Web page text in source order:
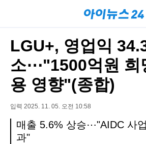
LGU+, 영업익
소⋯"1500억원 희
용 영향"(종합)
입력 2025. 11. 05. 오전 10:58
매출 5.6% 상승⋯"AIDC 사
과"